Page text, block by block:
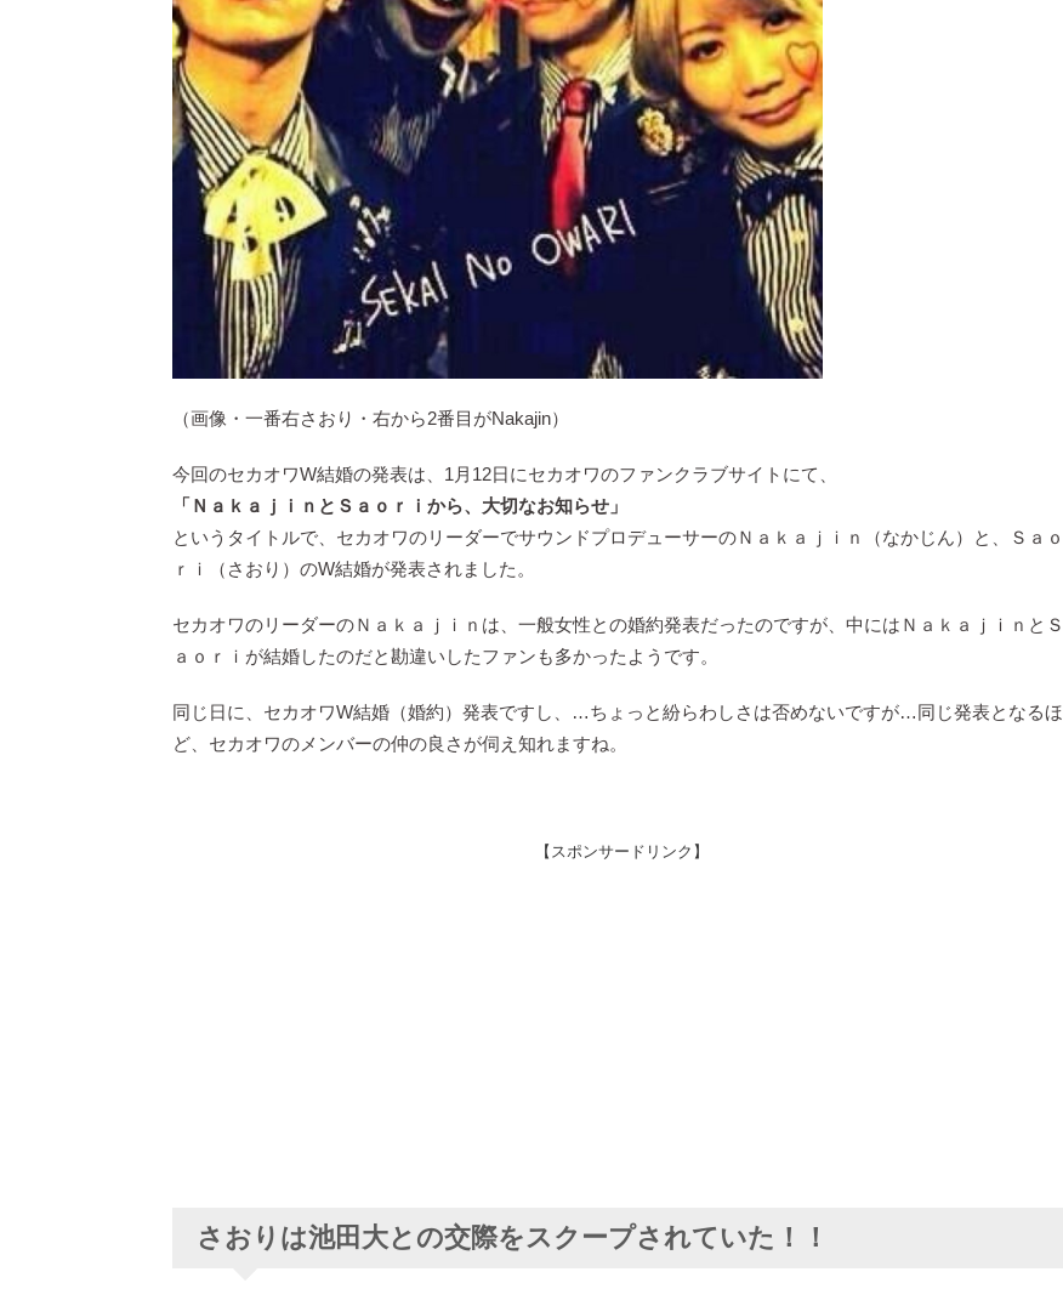
（画像・一番右さおり・右から2番目がNakajin）
今回のセカオワW結婚の発表は、1月12日にセカオワのファンクラブサイトにて、
「ＮａｋａｊｉｎとＳａｏｒｉから、大切なお知らせ」
というタイトルで、セカオワのリーダーでサウンドプロデューサーのＮａｋａｊｉｎ（なかじん）と、Ｓａｏ
ｒｉ（さおり）のW結婚が発表されました。
セカオワのリーダーのＮａｋａｊｉｎは、一般女性との婚約発表だったのですが、中にはＮａｋａｊｉｎとＳ
ａｏｒｉが結婚したのだと勘違いしたファンも多かったようです。
同じ日に、セカオワW結婚（婚約）発表ですし、…ちょっと紛らわしさは否めないですが…同じ発表となるほ
ど、セカオワのメンバーの仲の良さが伺え知れますね。
【スポンサードリンク】
さおりは池田大との交際をスクープされていた！！